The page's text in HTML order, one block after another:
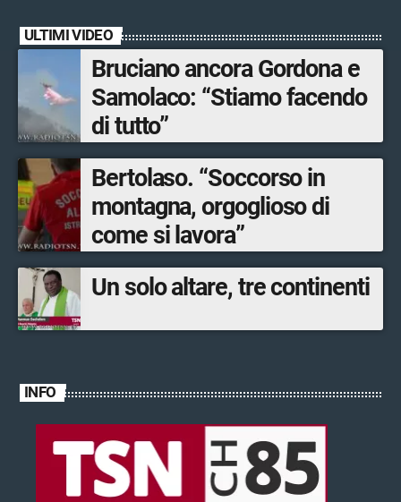
ULTIMI VIDEO
Bruciano ancora Gordona e
Samolaco: “Stiamo facendo
di tutto”
Bertolaso. “Soccorso in
montagna, orgoglioso di
come si lavora”
Un solo altare, tre continenti
INFO